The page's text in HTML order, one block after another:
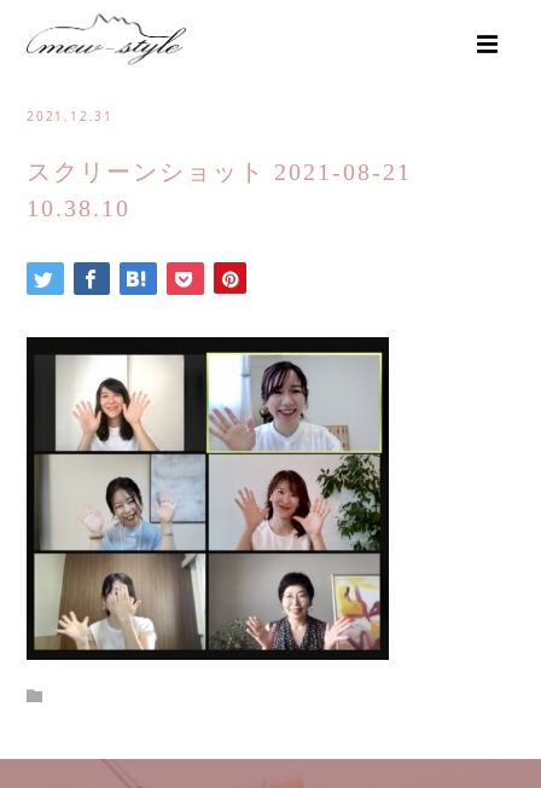
2021.12.31
スクリーンショット 2021-08-21
10.38.10